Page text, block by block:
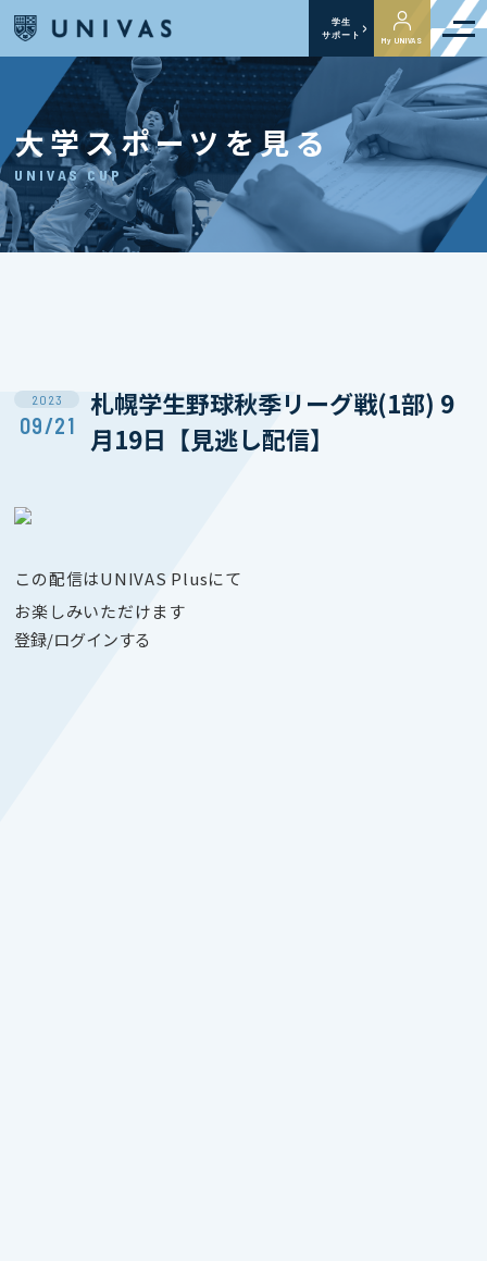
学生
サポート
My UNIVAS
大学スポーツを見る
UNIVAS CUP
2023
09/21
札幌学生野球秋季リーグ戦(1部) 9
月19日【見逃し配信】
この配信はUNIVAS Plusにて
お楽しみいただけます
登録/ログインする